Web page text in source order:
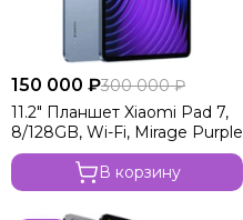
150 000 ₽300 000 ₽
11.2" Планшет Xiaomi Pad 7,
8/128GB, Wi-Fi, Mirage Purple
В корзину